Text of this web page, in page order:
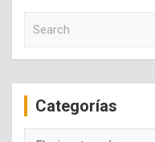
c
Categorías